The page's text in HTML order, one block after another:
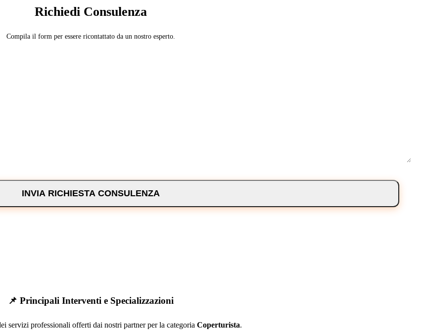
Richiedi Consulenza
Compila il form per essere ricontattato da un nostro esperto.
INVIA RICHIESTA CONSULENZA
📌 Principali Interventi e Specializzazioni
servizi professionali offerti dai nostri partner per la categoria Coperturista.